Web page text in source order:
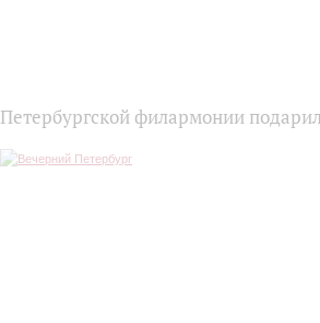
Петербургской филармонии